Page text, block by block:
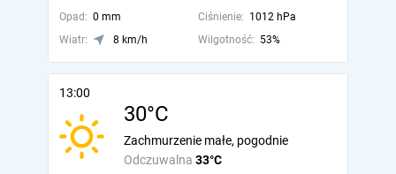
Opad: 0 mm Ciśnienie: 1012 hPa
Wiatr:
8 km/h Wilgotność: 53%
13:00
30°C
Odczuwalna 33°C
Zachmurzenie małe, pogodnie